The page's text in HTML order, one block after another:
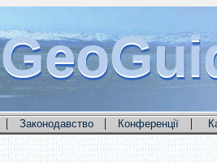
| Законодавство | Конференції |